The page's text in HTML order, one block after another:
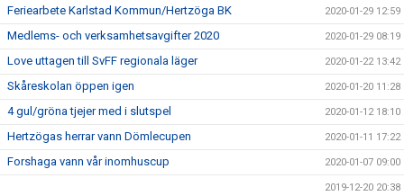
Feriearbete Karlstad Kommun/Hertzöga BK 2020-01-29 12:59
Medlems- och verksamhetsavgifter 2020 2020-01-29 08:19
Love uttagen till SvFF regionala läger 2020-01-22 13:42
Skåreskolan öppen igen 2020-01-20 11:28
4 gul/gröna tjejer med i slutspel 2020-01-12 18:10
Hertzögas herrar vann Dömlecupen 2020-01-11 17:22
Forshaga vann vår inomhuscup 2020-01-07 09:00
2019-12-20 20:38